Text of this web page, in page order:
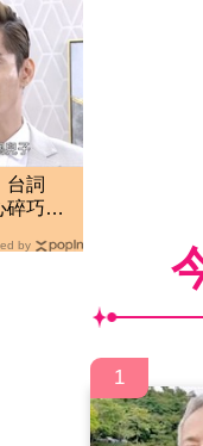
台詞
碎巧
by
1